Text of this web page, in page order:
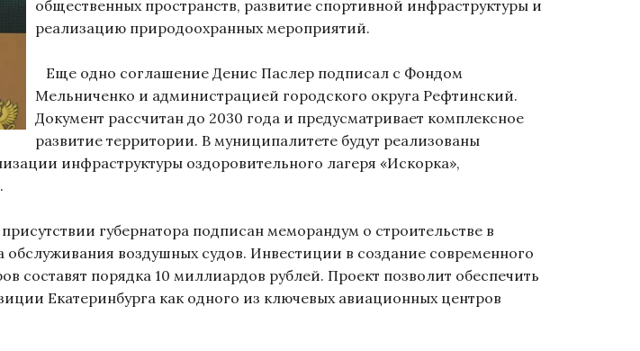
общественных пространств, развитие спортивной инфраструктуры и
реализацию природоохранных мероприятий.
Еще одно соглашение Денис Паслер подписал с Фондом
Мельниченко и администрацией городского округа Рефтинский.
Документ рассчитан до 2030 года и предусматривает комплексное
развитие территории. В муниципалитете будут реализованы
инфраструктуры оздоровительного лагеря «Искорка»,
губернатора подписан меморандум о строительстве в
обслуживания воздушных судов. Инвестиции в создание современного
составят порядка 10 миллиардов рублей. Проект позволит обеспечить
Екатеринбурга как одного из ключевых авиационных центров